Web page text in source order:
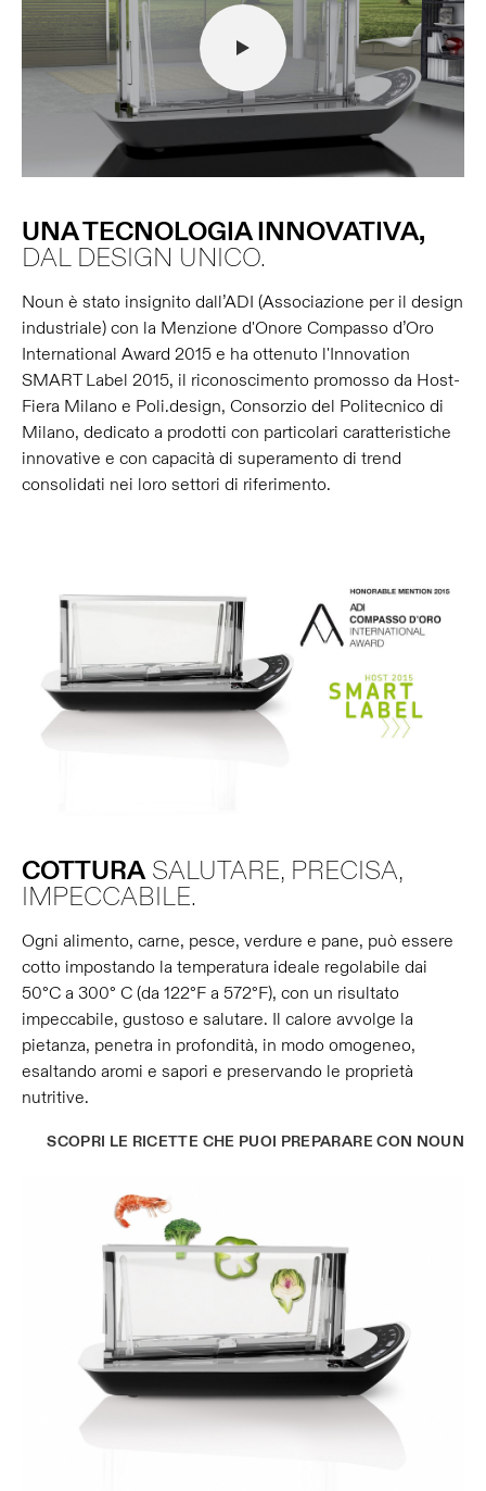
UNA TECNOLOGIA INNOVATIVA,
DAL DESIGN UNICO.
Noun è stato insignito dall’ADI (Associazione per il design
industriale) con la Menzione d'Onore Compasso d’Oro
International Award 2015 e ha ottenuto l'Innovation
SMART Label 2015, il riconoscimento promosso da Host-
Fiera Milano e Poli.design, Consorzio del Politecnico di
Milano, dedicato a prodotti con particolari caratteristiche
innovative e con capacità di superamento di trend
consolidati nei loro settori di riferimento.
COTTURASALUTARE, PRECISA,
IMPECCABILE.
Ogni alimento, carne, pesce, verdure e pane, può essere
cotto impostando la temperatura ideale regolabile dai
50°C a 300° C (da 122°F a 572°F), con un risultato
impeccabile, gustoso e salutare. Il calore avvolge la
pietanza, penetra in profondità, in modo omogeneo,
esaltando aromi e sapori e preservando le proprietà
nutritive.
SCOPRI LE RICETTE CHE PUOI PREPARARE CON NOUN